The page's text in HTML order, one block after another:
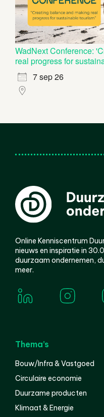
WadNext Conference:
real progress for
7 sep 26
Online Kenniscentrum
nieuws en inspiratie in
duurzaam ondernemen,
meer.
Thema’s
Bouw/Infra & Vastgoed
Circulaire economie
Duurzame producten
Klimaat & Energie